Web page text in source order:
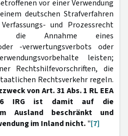
vor einer Verwendung
deutschen Strafverfahren
und Prozessrecht
die Annahme eines
-verwertungsverbots oder
leisten;
Rechtshilfevorschriften, die
Rechtsverkehr regeln.
von Art. 31 Abs. 1 RL EEA
IRG ist damit auf die
Ausland beschränkt und
im Inland nicht."[7]